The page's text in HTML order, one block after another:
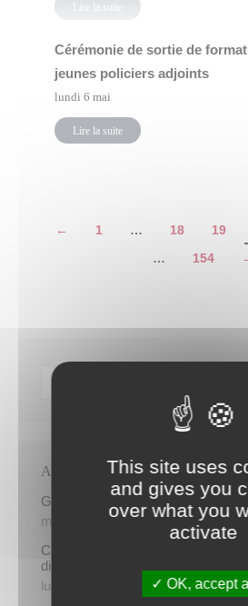
Lire la suite
Cérémonie de sortie de
jeunes policiers adjoints
lundi 6 mai
Lire la suite
← 1 … 18 19
…
154
Articles récents
Gratuité du parking de l’HDV le
mercredi 5 août
Cinq demandeurs d’emploi de
dispositif TIATURI AMO
lundi 3 août
This site uses
and gives you
over what you
activate
OK, accept all